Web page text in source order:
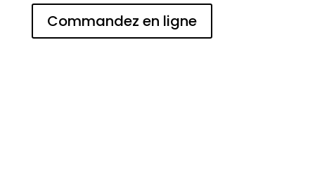
Commandez en ligne